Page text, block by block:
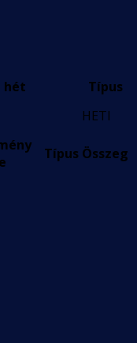
hét
Típus
HETI
Típus Összeg